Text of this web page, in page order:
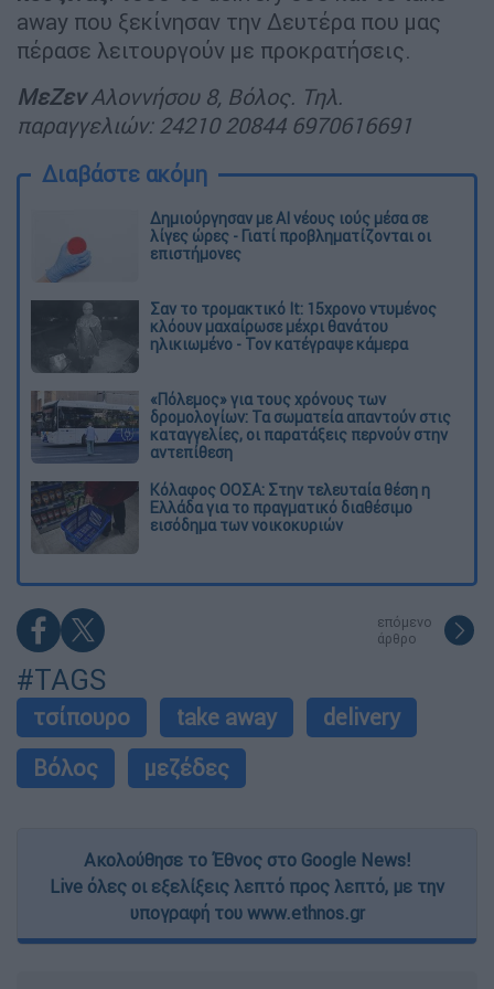
away που ξεκίνησαν την Δευτέρα που μας
πέρασε λειτουργούν με προκρατήσεις.
ΜεΖενΑλοννήσου 8, Βόλος. Τηλ.
παραγγελιών: 24210 20844 6970616691
Διαβάστε ακόμη
Δημιούργησαν με AI νέους ιούς μέσα σε
λίγες ώρες - Γιατί προβληματίζονται οι
επιστήμονες
Σαν το τρομακτικό It: 15χρονο ντυμένος
κλόουν μαχαίρωσε μέχρι θανάτου
ηλικιωμένο - Τον κατέγραψε κάμερα
«Πόλεμος» για τους χρόνους των
δρομολογίων: Τα σωματεία απαντούν στις
καταγγελίες, οι παρατάξεις περνούν στην
αντεπίθεση
Κόλαφος ΟΟΣΑ: Στην τελευταία θέση η
Ελλάδα για το πραγματικό διαθέσιμο
εισόδημα των νοικοκυριών
επόμενο
άρθρο
#TAGS
τσίπουρο take away
delivery
Βόλος
μεζέδες
Ακολούθησε το Έθνος στο Google News!
Live όλες οι εξελίξεις λεπτό προς λεπτό, με την
υπογραφή του www.ethnos.gr